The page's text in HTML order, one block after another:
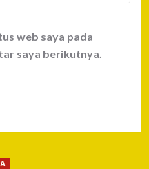
web saya pada
saya berikutnya.